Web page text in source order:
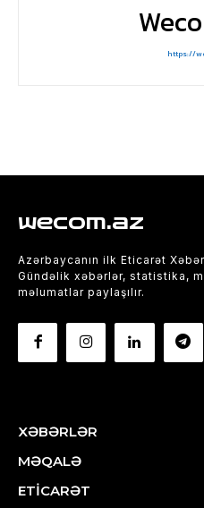
https://
wecom.az
Azərbaycanın ilk Eticarət
Gündəlik xəbərlər, statistika,
məlumatlar paylaşılır.
XƏBƏRLƏR
MƏQALƏ
ETİCARƏT